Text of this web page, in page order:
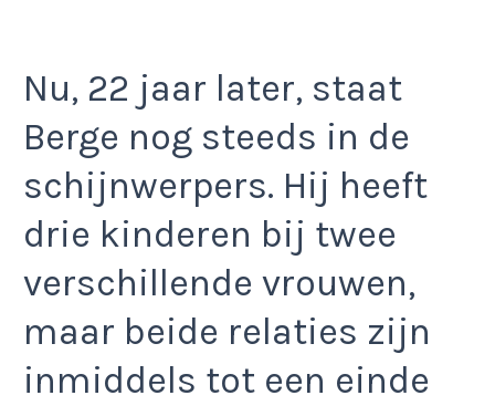
Nu, 22 jaar later, staat
Berge nog steeds in de
schijnwerpers. Hij heeft
drie kinderen bij twee
verschillende vrouwen,
maar beide relaties zijn
inmiddels tot een einde